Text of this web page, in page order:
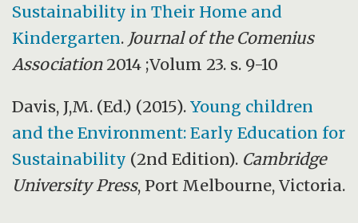
Sustainability in Their Home and
Kindergarten. Journal of the Comenius
Association2014 ;Volum 23. s. 9-10
Davis, J,M. (Ed.) (2015). Young children
and the Environment: Early Education for
Sustainability (2nd Edition). Cambridge
University Press, Port Melbourne, Victoria.